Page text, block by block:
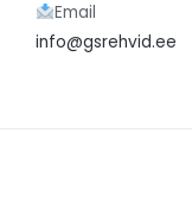
Email
info@gsrehvid.ee